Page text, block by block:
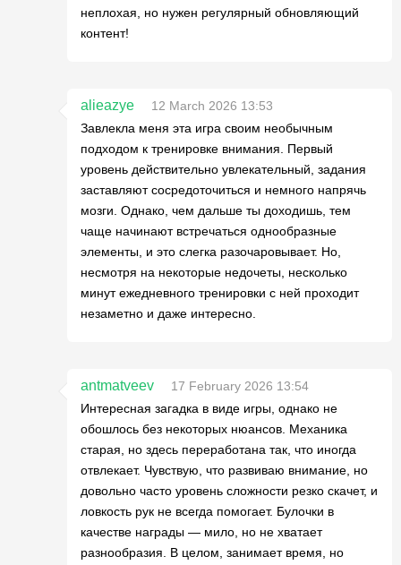
неплохая, но нужен регулярный обновляющий
контент!
alieazye
12 March 2026 13:53
Завлекла меня эта игра своим необычным
подходом к тренировке внимания. Первый
уровень действительно увлекательный, задания
заставляют сосредоточиться и немного напрячь
мозги. Однако, чем дальше ты доходишь, тем
чаще начинают встречаться однообразные
элементы, и это слегка разочаровывает. Но,
несмотря на некоторые недочеты, несколько
минут ежедневного тренировки с ней проходит
незаметно и даже интересно.
antmatveev
17 February 2026 13:54
Интересная загадка в виде игры, однако не
обошлось без некоторых нюансов. Механика
старая, но здесь переработана так, что иногда
отвлекает. Чувствую, что развиваю внимание, но
довольно часто уровень сложности резко скачет, и
ловкость рук не всегда помогает. Булочки в
качестве награды — мило, но не хватает
разнообразия. В целом, занимает время, но